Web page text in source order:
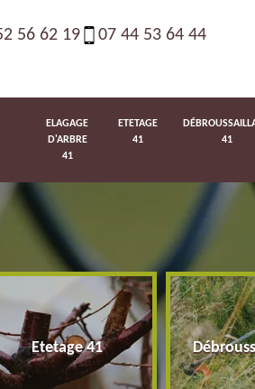
56 62 19 07 44 53 64 44
ELAGAGE
D'ARBRE
41
ETETAGE
41
41
Etetage 41